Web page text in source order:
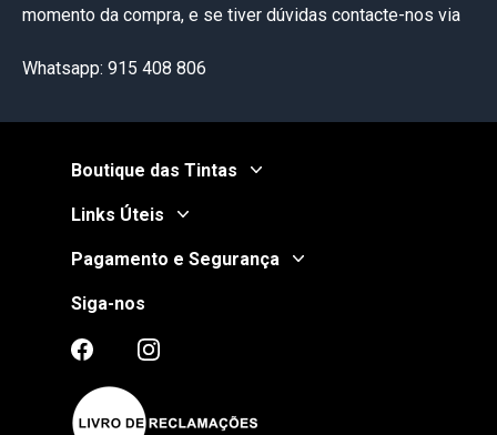
momento da compra, e se tiver dúvidas contacte-nos via
Whatsapp: 915 408 806
Boutique das Tintas
Links Úteis
Pagamento e Segurança
Siga-nos